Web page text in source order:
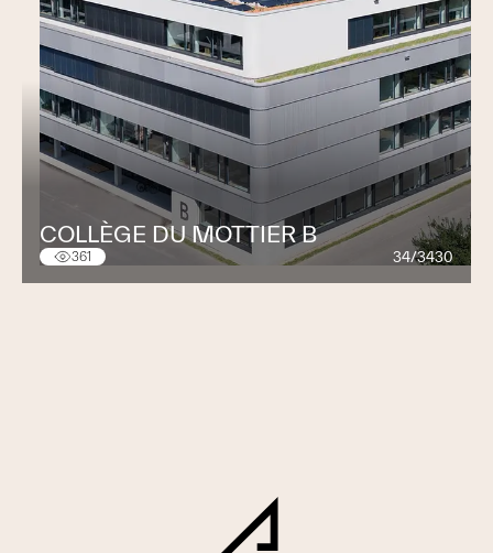
COLLÈGE DU MOTTIER B
361 34/3430